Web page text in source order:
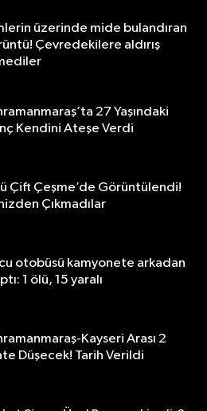
üzerinde mide bulandıran
Çevredekilere aldırış
27 Yaşındaki
Kendini Ateşe Verdi
Çift Çeşme’de Görüntülendi!
Çıkmadılar
otobüsü kamyonete arkadan
1 ölü, 15 yaralı
Kayseri Arası 2
Düşecek! Tarih Verildi